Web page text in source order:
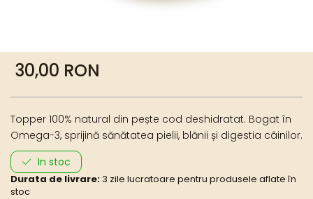
30,00 RON
Topper 100% natural din pește cod deshidratat. Bogat în
Omega-3, sprijină sănătatea pielii, blănii și digestia câinilor.
In stoc
Durata de livrare:3 zile lucratoare pentru produsele aflate în
stoc